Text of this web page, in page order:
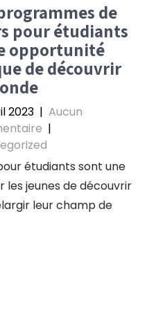
de
pour étudiants
opportunité
de découvrir
2023 | Aucun
|
étudiants sont une
jeunes de découvrir
leur champ de